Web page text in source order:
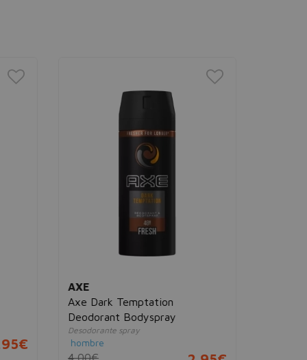
AXE
Axe Dark Temptation
Deodorant Bodyspray
Desodorante spray
hombre
4,00€